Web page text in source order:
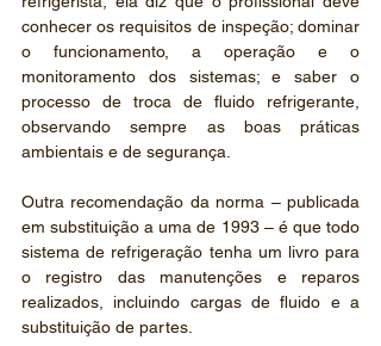
conhecer os requisitos de inspeção; dominar
o funcionamento, a operação e o
monitoramento dos sistemas; e saber o
processo de troca de fluido refrigerante,
observando sempre as boas práticas
ambientais e de segurança.
Outra recomendação da norma – publicada
em substituição a uma de 1993 – é que todo
sistema de refrigeração tenha um livro para
o registro das manutenções e reparos
realizados, incluindo cargas de fluido e a
substituição de partes.